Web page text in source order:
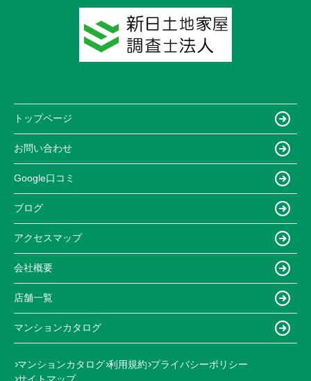
トップページ
お問い合わせ
Google口コミ
ブログ
アクセスマップ
会社概要
店舗一覧
マンションカタログ
マンションカタログ 利用規約 プライバシーポリシー
サイトマップ